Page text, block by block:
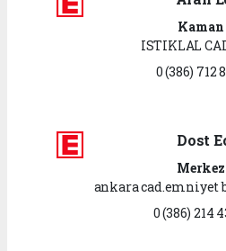
Kaman
ISTIKLAL
0 (386) 712
Dost
Merkez
ankara cad.emniyet
0 (386) 214